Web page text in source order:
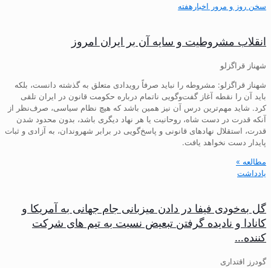
سخن روز و مرور اخبارهفته
انقلاب مشروطیت و سایه آن بر ایران امروز
شهناز قراگزلو
شهناز قراگزلو: مشروطه را نباید صرفاً رویدادی متعلق به گذشته دانست، بلکه
باید آن را نقطه آغاز گفت‌وگویی ناتمام درباره حکومت قانون در ایران تلقی
کرد. شاید مهم‌ترین درس آن نیز همین باشد که هیچ نظام سیاسی، صرف‌نظر از
آنکه قدرت در دست شاه، روحانیت یا هر نهاد دیگری باشد، بدون محدود شدن
قدرت، استقلال نهادهای قانونی و پاسخ‌گویی در برابر شهروندان، به آزادی و ثبات
پایدار دست نخواهد یافت.
مطالعه »
یادداشت
گل به‌خودی فیفا در دادن میزبانی جام جهانی به آمریکا و
کانادا و نادیده گرفتن تبعیض نسبت به تیم های شرکت
کننده…
گودرز اقتداری